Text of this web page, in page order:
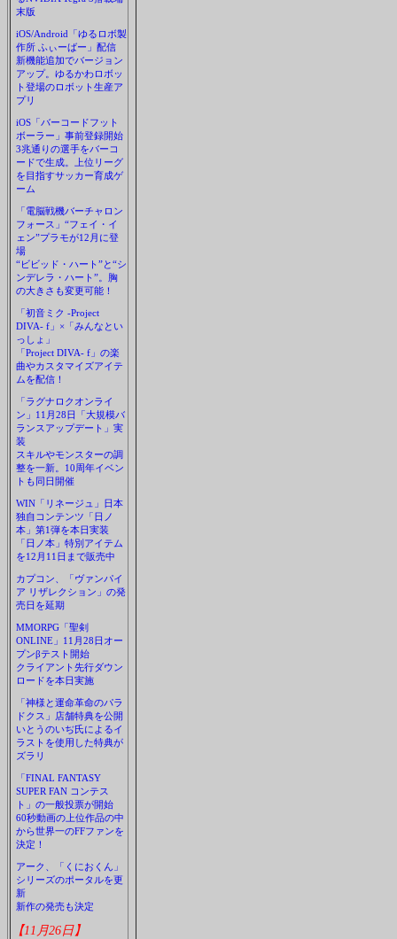
末版
iOS/Android「ゆるロボ製
作所 ふぃーばー」配信
新機能追加でバージョン
アップ。ゆるかわロボッ
ト登場のロボット生産ア
プリ
iOS「バーコードフット
ボーラー」事前登録開始
3兆通りの選手をバーコ
ードで生成。上位リーグ
を目指すサッカー育成ゲ
ーム
「電脳戦機バーチャロン
フォース」“フェイ・イ
ェン”プラモが12月に登
場
“ビビッド・ハート”と“シ
ンデレラ・ハート”。胸
の大きさも変更可能！
「初音ミク -Project
DIVA- f」×「みんなとい
っしょ」
「Project DIVA- f」の楽
曲やカスタマイズアイテ
ムを配信！
「ラグナロクオンライ
ン」11月28日「大規模バ
ランスアップデート」実
装
スキルやモンスターの調
整を一新。10周年イベン
トも同日開催
WIN「リネージュ」日本
独自コンテンツ「日ノ
本」第1弾を本日実装
「日ノ本」特別アイテム
を12月11日まで販売中
カプコン、「ヴァンパイ
ア リザレクション」の発
売日を延期
MMORPG「聖剣
ONLINE」11月28日オー
プンβテスト開始
クライアント先行ダウン
ロードを本日実施
「神様と運命革命のパラ
ドクス」店舗特典を公開
いとうのいぢ氏によるイ
ラストを使用した特典が
ズラリ
「FINAL FANTASY
SUPER FAN コンテス
ト」の一般投票が開始
60秒動画の上位作品の中
から世界一のFFファンを
決定！
アーク、「くにおくん」
シリーズのポータルを更
新
新作の発売も決定
【11月26日】